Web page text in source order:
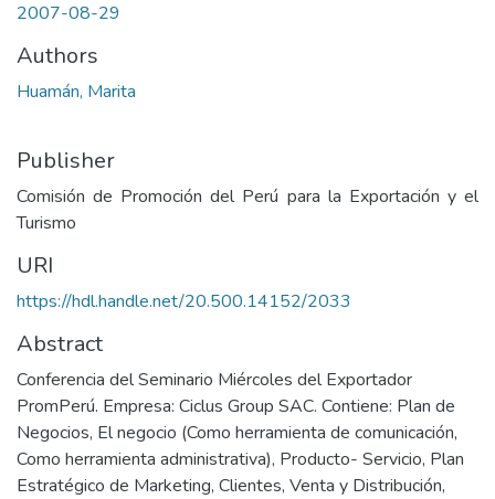
2007-08-29
Authors
Huamán, Marita
Publisher
Comisión de Promoción del Perú para la Exportación y el
Turismo
URI
https://hdl.handle.net/20.500.14152/2033
Abstract
Conferencia del Seminario Miércoles del Exportador
PromPerú. Empresa: Ciclus Group SAC. Contiene: Plan de
Negocios, El negocio (Como herramienta de comunicación,
Como herramienta administrativa), Producto- Servicio, Plan
Estratégico de Marketing, Clientes, Venta y Distribución,